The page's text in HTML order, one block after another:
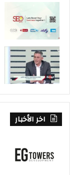
اخر الأخبار